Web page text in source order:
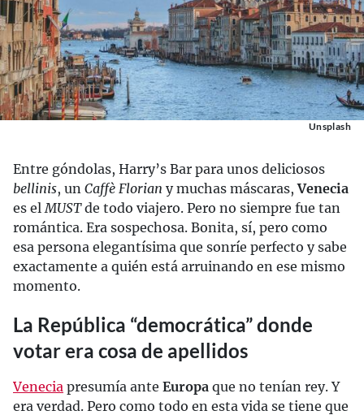
Unsplash
Entre góndolas, Harry’s Bar para unos deliciosos
bellinis, un Caffè Florian y muchas máscaras,Venecia
es elMUSTde todo viajero. Pero no siempre fue tan
romántica. Era sospechosa. Bonita, sí, pero como
esa persona elegantísima que sonríe perfecto y sabe
exactamente a quién está arruinando en ese mismo
momento.
La República “democrática” donde
votar era cosa de apellidos
Venecia presumía ante Europa que no tenían rey. Y
era verdad. Pero como todo en esta vida se tiene que